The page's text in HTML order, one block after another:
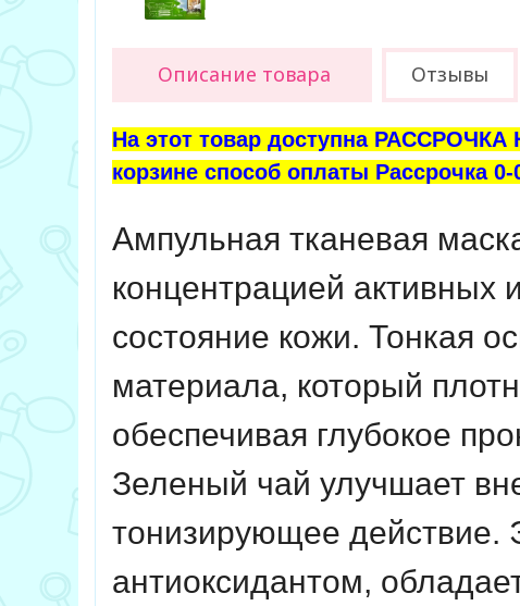
Описание товара Отзывы
На этот товар доступна
корзине способ оплаты Рассрочка 0-
Ампульная тканевая
концентрацией активных
состояние кожи. Тонкая
материала, который
обеспечивая глубокое
Зеленый чай улучшает
тонизирующее действие.
антиоксидантом,